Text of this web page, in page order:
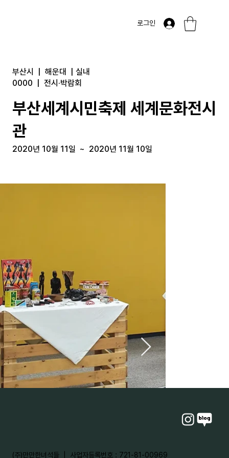
로그인
부산시 해운대
실내
0000
전시·박람회
부산세계시민축제 세계문화전시
관
2020년 10월 11일 ~ 2020년 11월 10일
​(주)만만한녀석들 | 사업자등록번호 : 721-81-00969